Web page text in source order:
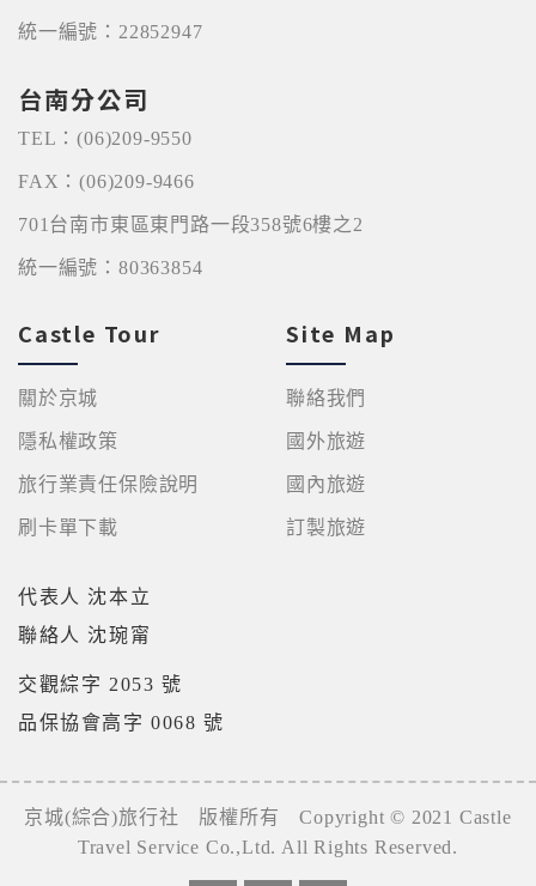
提供相關個人的資料，其範圍如下：
時，會保留您所提供的姓名、電子郵件地址、聯絡方
於一般瀏覽時，伺服器會自行記錄相關行徑，包括您
使用連線設備的 IP 位址、使用時間、使用的瀏覽器、
瀏覽及點選資料記錄等，做為我們增進網站服務的參
現，除供內部研究外，我們會視需要公佈統計數據及
說明文字，但不涉及特定個人之資料。
除非取得您的同意或其他法令之特別規定，本網站絕
不會將您的個人資料揭露予第三人或使用於蒐集目的
務、活動或贈獎時，本網站會收集您的個人識別資
當客戶在本網站註冊時，我們會取得您的姓名、電
話、住址、身份證字號、電子郵件、出生日期、性
們的服務後，我們即取得您的資料。註冊時，本網站
件、出生日期、性別、行業等相關資料，當您註冊成
其他除了上述，會保留您在上網瀏覽或查詢時，伺服
器自行產生的相關記錄，包括您使用連線設備的 IP 位
統一編號：22852947
台南分公司
TEL：(06)209-9550
FAX：(06)209-9466
701台南市東區東門路一段358號6樓之2
統一編號：80363854
Castle Tour
關於京城
隱私權政策
旅行業責任保險說明
刷卡單下載
Site Map
聯絡我們
國外旅遊
國內旅遊
訂製旅遊
代表人 沈本立
聯絡人 沈琬甯
交觀綜字 2053 號
品保協會高字 0068 號
京城(綜合)旅行社 版權所有 Copyright © 2021 Castle
Travel Service Co.,Ltd. All Rights Reserved.